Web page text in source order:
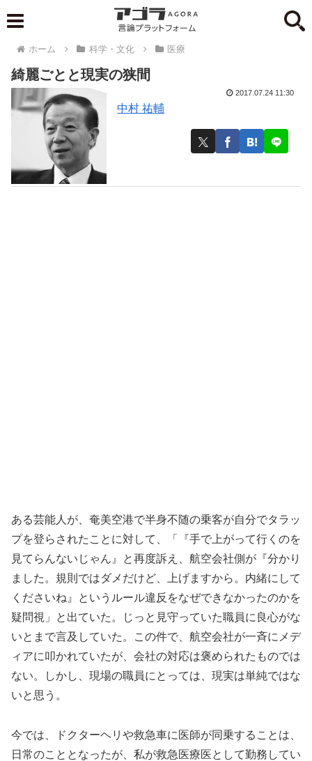
ホーム 科学・文化 医療
綺麗ごとと現実の狭間
中村 祐輔
2017.07.24 11:30
ある芸能人が、奄美空港で半身不随の乗客が自分でタラッ
プを登らされたことに対して、「『手で上がって行くのを
見てらんないじゃん』と再度訴え、航空会社側が『分かり
ました。規則ではダメだけど、上げますから。内緒にして
くださいね』というルール違反をなぜできなかったのかを
疑問視」と出ていた。じっと見守っていた職員に良心がな
いとまで言及していた。この件で、航空会社が一斉にメデ
ィアに叩かれていたが、会社の対応は褒められたものでは
ない。しかし、現場の職員にとっては、現実は単純ではな
いと思う。
今では、ドクターヘリや救急車に医師が同乗することは、
日常のこととなったが、私が救急医療医として勤務してい